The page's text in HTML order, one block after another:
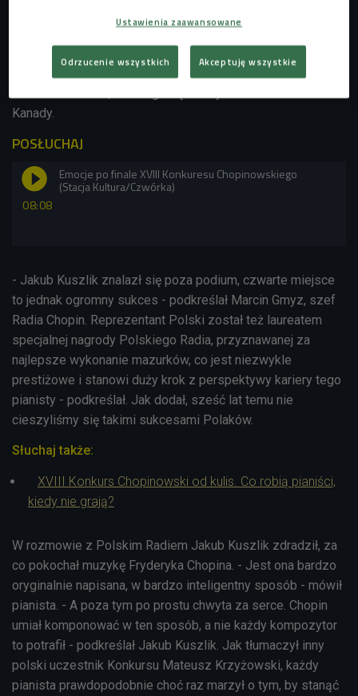
Sorita, zaś III nagrodę otrzymał Martin Garcia Garcia. IV
Kobayashi z Japonii, V nagrodą uhonorowano Leonorę
Kanady.
POSŁUCHAJ
08:08
Emocje po finale XVIII Konkuresu Chopinowskiego
(Stacja Kultura/Czwórka)
- Jakub Kuszlik znalazł się poza podium, czwarte miejsce
to jednak ogromny sukces - podkreślał Marcin Gmyz, szef
Radia Chopin. Reprezentant Polski został też laureatem
specjalnej nagrody Polskiego Radia, przyznawanej za
najlepsze wykonanie mazurków, co jest niezwykle
prestiżowe i stanowi duży krok z perspektywy kariery tego
pianisty - podkreślał. Jak dodał, sześć lat temu nie
cieszyliśmy się takimi sukcesami Polaków.
Słuchaj także:
XVIII Konkurs Chopinowski od kulis. Co robią pianiści,
kiedy nie grają?
W rozmowie z Polskim Radiem Jakub Kuszlik zdradził, za
co pokochał muzykę Fryderyka Chopina. - Jest ona bardzo
oryginalnie napisana, w bardzo inteligentny sposób - mówił
pianista. - A poza tym po prostu chwyta za serce. Chopin
umiał komponować w ten sposób, a nie każdy kompozytor
to potrafił - podkreślał Jakub Kuszlik. Jak tłumaczył inny
polski uczestnik Konkursu Mateusz Krzyżowski, każdy
pianista prawdopodobnie choć raz marzył o tym, by stanąć
Ustawienia zaawansowane
Odrzucenie wszystkich Akceptuję wszystkie